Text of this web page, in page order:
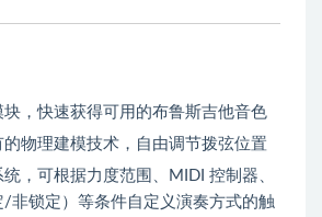
块，快速获得可用的布鲁斯吉他音色
物理建模技术，自由调节拨弦位置
，可根据力度范围、MIDI 控制器、
/非锁定）等条件自定义演奏方式的触